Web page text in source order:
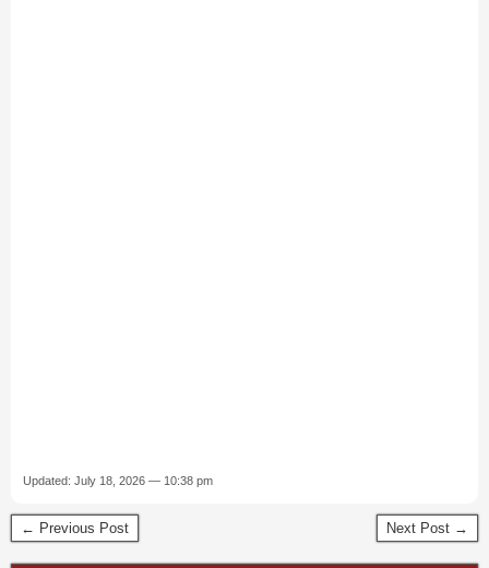
Updated: July 18, 2026 — 10:38 pm
← Previous Post Next Post →